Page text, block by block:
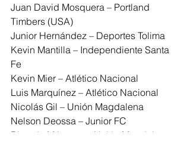
Juan David Mosquera – Portland
Timbers (USA)
Junior Hernández – Deportes Tolima
Kevin Mantilla – Independiente Santa
Fe
Kevin Mier – Atlético Nacional
Luis Marquínez – Atlético Nacional
Nicolás Gil – Unión Magdalena
Nelson Deossa – Junior FC
Ricardo Márquez – Unión Magdalena